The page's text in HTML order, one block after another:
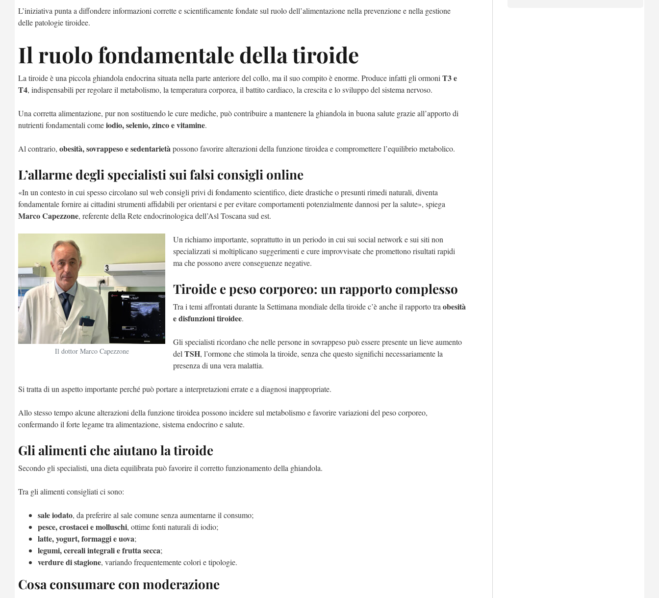
L’iniziativa punta a diffondere informazioni corrette e scientificamente fondate sul ruolo dell’alimentazione nella prevenzione e nella gestione
delle patologie tiroidee.
Il ruolo fondamentale della tiroide
La tiroide è una piccola ghiandola endocrina situata nella parte anteriore del collo, ma il suo compito è enorme. Produce infatti gli ormoni T3 e
T4, indispensabili per regolare il metabolismo, la temperatura corporea, il battito cardiaco, la crescita e lo sviluppo del sistema nervoso.
Una corretta alimentazione, pur non sostituendo le cure mediche, può contribuire a mantenere la ghiandola in buona salute grazie all’apporto di
nutrienti fondamentali comeiodio, selenio, zinco e vitamine.
Al contrario, obesità, sovrappeso e sedentarietàpossono favorire alterazioni della funzione tiroidea e compromettere l’equilibrio metabolico.
L’allarme degli specialisti sui falsi consigli online
«In un contesto in cui spesso circolano sul web consigli privi di fondamento scientifico, diete drastiche o presunti rimedi naturali, diventa
fondamentale fornire ai cittadini strumenti affidabili per orientarsi e per evitare comportamenti potenzialmente dannosi per la salute», spiega
Marco Capezzone, referente della Rete endocrinologica dell’Asl Toscana sud est.
Il dottor Marco Capezzone
Un richiamo importante, soprattutto in un periodo in cui sui social network e sui siti non
specializzati si moltiplicano suggerimenti e cure improvvisate che promettono risultati rapidi
ma che possono avere conseguenze negative.
Tiroide e peso corporeo: un rapporto complesso
Tra i temi affrontati durante la Settimana mondiale della tiroide c’è anche il rapporto tra obesità
e disfunzioni tiroidee.
Gli specialisti ricordano che nelle persone in sovrappeso può essere presente un lieve aumento
del TSH, l’ormone che stimola la tiroide, senza che questo significhi necessariamente la
presenza di una vera malattia.
Si tratta di un aspetto importante perché può portare a interpretazioni errate e a diagnosi inappropriate.
Allo stesso tempo alcune alterazioni della funzione tiroidea possono incidere sul metabolismo e favorire variazioni del peso corporeo,
confermando il forte legame tra alimentazione, sistema endocrino e salute.
Gli alimenti che aiutano la tiroide
Secondo gli specialisti, una dieta equilibrata può favorire il corretto funzionamento della ghiandola.
Tra gli alimenti consigliati ci sono:
sale iodato, da preferire al sale comune senza aumentarne il consumo;
pesce, crostacei e molluschi, ottime fonti naturali di iodio;
latte, yogurt, formaggi e uova;
legumi, cereali integrali e frutta secca;
verdure di stagione, variando frequentemente colori e tipologie.
Cosa consumare con moderazione